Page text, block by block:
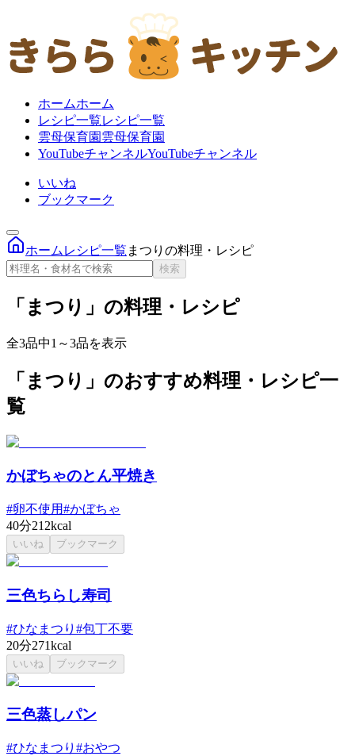
ホームホーム
レシピ一覧レシピ一覧
雲母保育園 雲母保育園
YouTubeチャンネルYouTubeチャンネル
いいね
ブックマーク
ホーム レシピ一覧 まつりの料理・レシピ
検索
「まつり」の料理・レシピ
全3品中1～3品を表示
「まつり」のおすすめ料理・レシピ一
覧
かぼちゃのとん平焼き
#卵不使用#かぼちゃ
40分212kcal
いいね ブックマーク
三色ちらし寿司
#ひなまつり #包丁不要
20分271kcal
いいね ブックマーク
三色蒸しパン
#ひなまつり #おやつ